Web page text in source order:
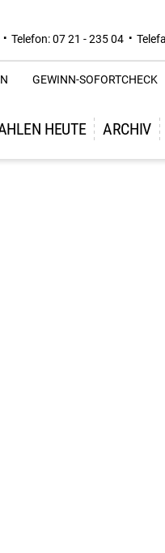
Telefon: 07 21 - 235 04
GEWINN-SOFORTCHECK
HEUTE ARCHIV